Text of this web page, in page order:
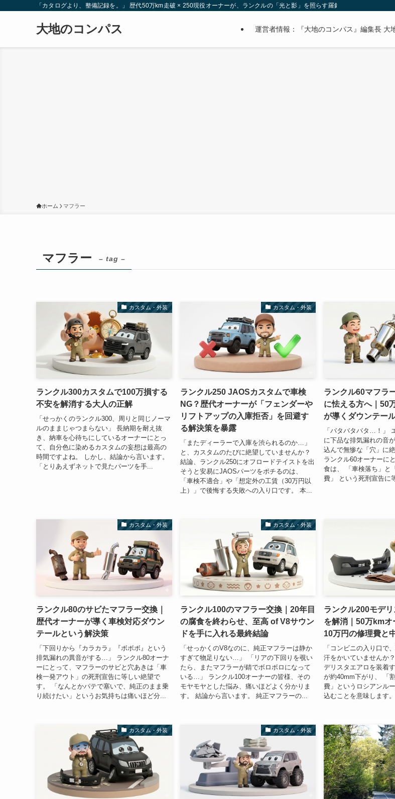
「カタログより、整備記録を。」 歴代50万km走破 × 250現役オーナーが、ランクルの「光と影」を照らす羅針盤。
大地のコンパス 運営者情報：『大地のコンパス』編集長 大
ホーム マフラー
マフラー – tag –
カスタム・外装
ランクル300カスタムで100万損する
不安を解消する大人の正解
「せっかくのランクル300、周りと同じノーマ
ルのままじゃつまらない」 長納期を耐え抜
き、納車を心待ちにしているオーナーにとっ
て、自分色に染めるカスタムの妄想は最高の
時間ですよね。 しかし、結論から言います。
「とりあえずネットで見たパーツを手...
カスタム・外装
ランクル250 JAOSカスタムで車検
NG？歴代オーナーが「フェンダーや
リフトアップの入庫拒否」を回避す
る解決策を暴露
「またディーラーで入庫を渋られるのか…」
と、カスタムのたびに絶望していませんか？
結論、ランクル250にオフロードテイストを出
そうと安易にJAOSパーツをポチるのは、
「車検不適合」や「想定外の工賃（30万円以
上）」で後悔する失敗への入り口です。 本...
ランクル60マフラ
に怯える方へ｜50
が導くダウンテー
「バタバタバタ…！」
に下品な排気漏れの音
込んで無惨な「穴」に
ランクル60オーナーに
食は、 「車検落ち」と
費」 という死刑宣告に
カスタム・外装
ランクル80のサビたマフラー交換｜
歴代オーナーが導く車検対応ダウン
テールという解決策
「下回りから『カラカラ』『ボボボ』という
排気漏れの異音がする…」 ランクル80オーナ
ーにとって、マフラーのサビと穴あきは「車
検一発アウト」の死刑宣告に等しい絶望で
す。 「なんとかパテで塞いで、純正のまま乗
り続けたい」というお気持ちは痛いほど分...
カスタム・外装
ランクル100のマフラー交換｜20年目
の腐食を終わらせ、至高 of V8サウン
ドを手に入れる最終結論
「せっかくのV8なのに、純正マフラーは静か
すぎて物足りない…」 「リアの下回りを覗い
たら、またマフラーが錆でボロボロになって
いる…」 ランクル100オーナーの皆様、その
モヤモヤとした悩み、痛いほどよく分かりま
す。 結論から言います。 純正マフラーの...
ランクル200モデ
を解消｜50万kmオ
10万円の修理費と
「コンビニの入り口で
汗をかいていませんか
デリスタエアロを装着
が約40mm下がり、 「
費」というロシアンル
込むことを意味します
カスタム・外装 カスタム・外装